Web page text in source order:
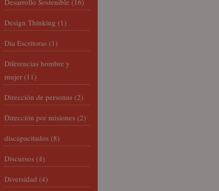
Desarrollo Sostenible (16)
Design Thinking (1)
Día Escritoras (1)
Diferencias hombre y
mujer (11)
Dirección de personas (2)
Dirección por misiones (2)
discapacitados (8)
Discursos (4)
Diversidad (4)